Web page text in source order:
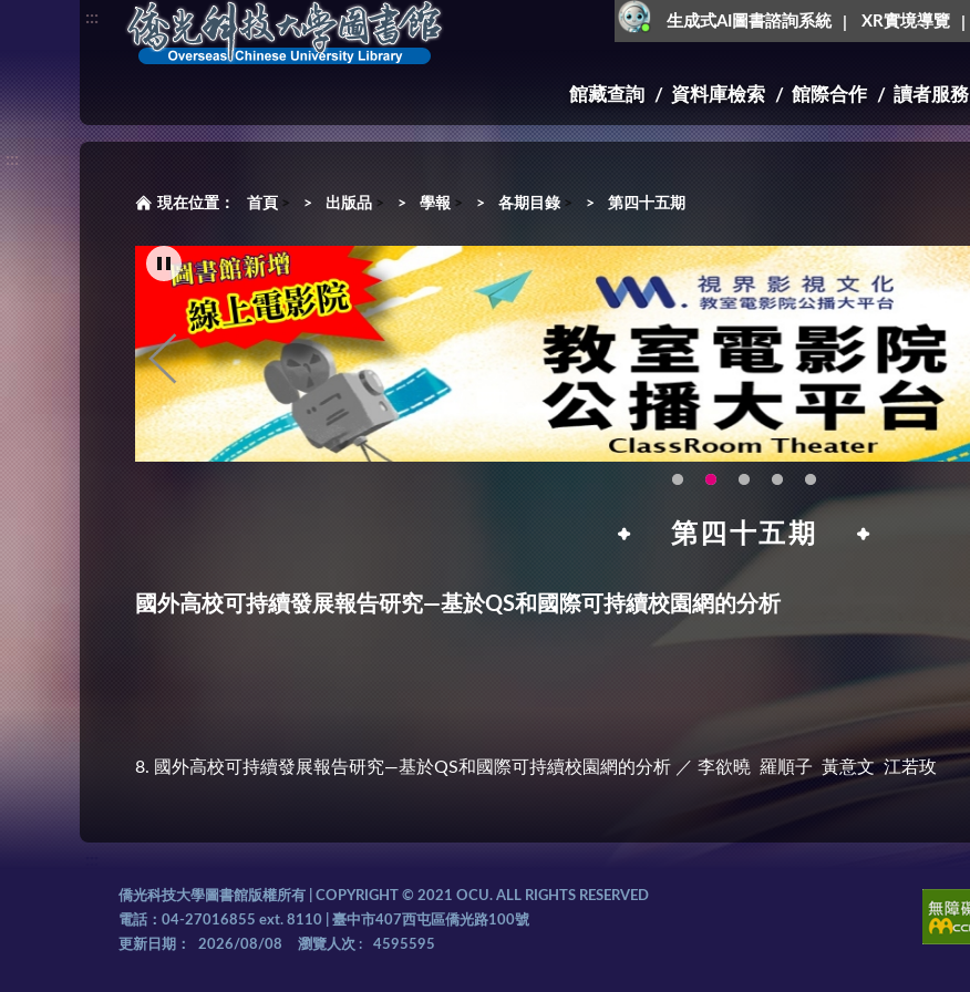
::: 生成式AI圖書諮詢系統 XR實境導覽
館藏查詢 資料庫檢索 館際合作 讀者服務
:::
首頁 > 出版品 > 學報 > 各期目錄 > 第四十五期
第四十五期
國外高校可持續發展報告研究—基於QS和國際可持續校園網的分析
8. 國外高校可持續發展報告研究—基於QS和國際可持續校園網的分析 ／ 李欲曉 羅順子 黃意文 江若玫
僑光科技大學圖書館版權所有 | COPYRIGHT © 2021 OCU. ALL RIGHTS RESERVED
電話：04-27016855 ext. 8110 | 臺中市407西屯區僑光路100號
更新日期：
2026/08/08 瀏覽人次 : 4595595